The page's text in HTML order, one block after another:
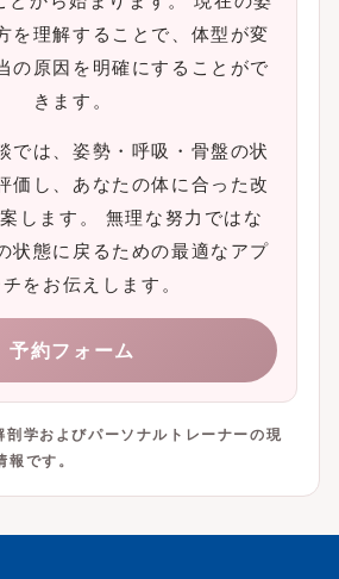
を理解することで、体型が変
の原因を明確にすることがで
きます。
では、姿勢・呼吸・骨盤の状
価し、あなたの体に合った改
します。 無理な努力ではな
状態に戻るための最適なアプ
をお伝えします。
予約フォーム
学およびパーソナルトレーナーの現
です。